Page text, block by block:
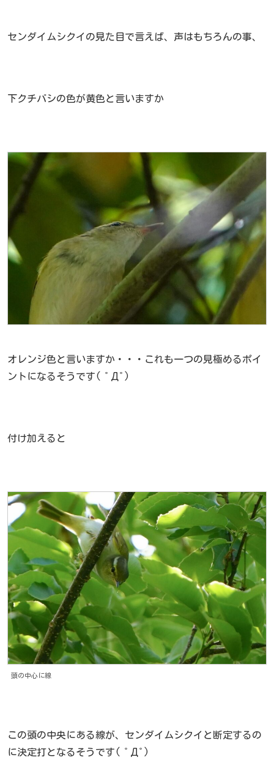
センダイムシクイの見た目で言えば、声はもちろんの事、
下クチバシの色が黄色と言いますか
オレンジ色と言いますか・・・これも一つの見極めるポイ
ントになるそうです( ﾟДﾟ)
付け加えると
頭の中心に線
この頭の中央にある線が、センダイムシクイと断定するの
に決定打となるそうです( ﾟДﾟ)